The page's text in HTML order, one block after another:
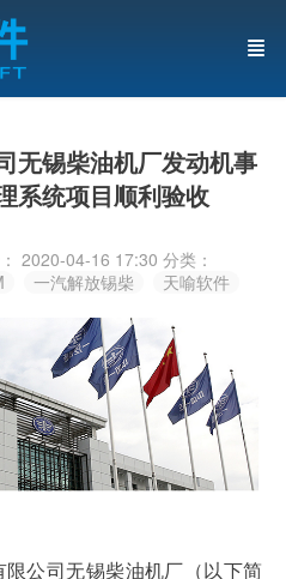
无锡柴油机厂发动机事
系统项目顺利验收
2020-04-16 17:30 分类：
一汽解放锡柴 天喻软件
公司无锡柴油机厂（以下简